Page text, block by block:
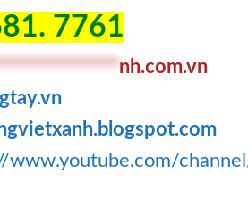
7761
nh.com.vn
www.youtube.com/